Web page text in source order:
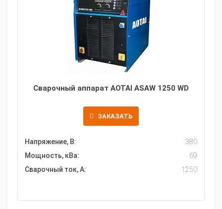
Сварочный аппарат AOTAI ASAW 1250 WD
ЗАКАЗАТЬ
Напряжение, В:
380
Мощность, кВа:
69
Сварочный ток, А:
1250